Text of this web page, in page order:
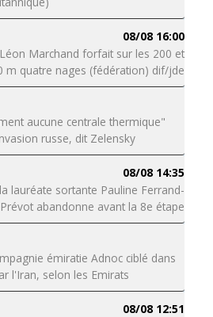
08/08 16:00
Marchand forfait sur les 200 et
m quatre nages (fédération) dif/jde
aucune centrale thermique"
russe, dit Zelensky
08/08 14:35
lauréate sortante Pauline Ferrand-
Prévot abandonne avant la 8e étape
émiratie Adnoc ciblé dans
l'Iran, selon les Emirats
08/08 12:51